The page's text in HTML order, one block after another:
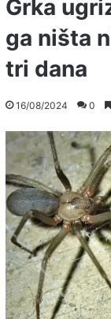
Grka
ga ništa
tri dana
16/08/2024 0